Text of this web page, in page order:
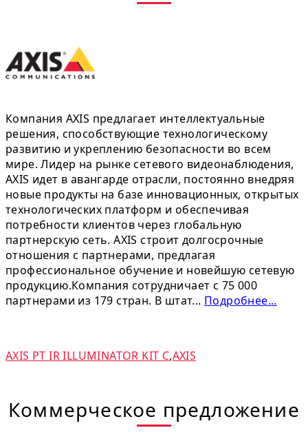
Компания AXIS предлагает интеллектуальные
решения, способствующие технологическому
развитию и укреплению безопасности во всем
мире. Лидер на рынке сетевого видеонаблюдения,
AXIS идет в авангарде отрасли, постоянно внедряя
новые продукты на базе инновационных, открытых
технологических платформ и обеспечивая
потребности клиентов через глобальную
партнерскую сеть. AXIS строит долгосрочные
отношения с партнерами, предлагая
профессиональное обучение и новейшую сетевую
продукцию.Компания сотрудничает с 75 000
партнерами из 179 стран. В штат... Подробнее...
AXIS PT IR ILLUMINATOR KIT C,AXIS
Коммерческое предложение